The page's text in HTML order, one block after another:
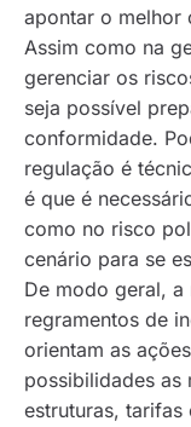
apontar o melhor
Assim como na
gerenciar os
seja possível
conformidade.
regulação é
é que é
como no risco
cenário para se
De modo geral, a
regramentos de
orientam as
possibilidades as
estruturas, tarifas